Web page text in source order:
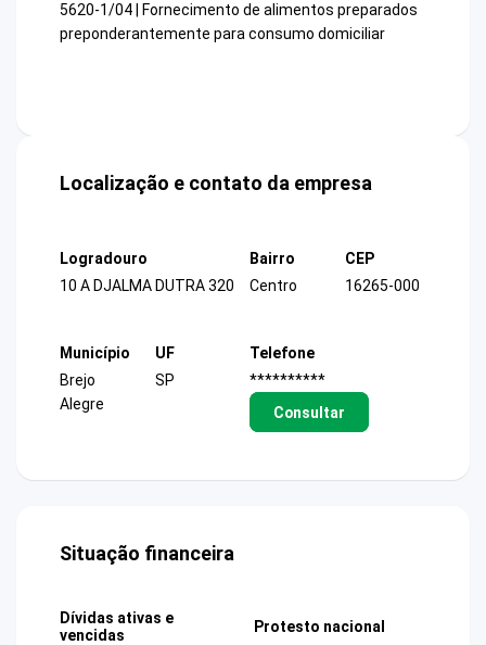
5620-1/04 | Fornecimento de alimentos preparados
preponderantemente para consumo domiciliar
Localização e contato da empresa
Logradouro
10 A DJALMA DUTRA 320
Bairro
Centro
CEP
16265-000
Município
Brejo
Alegre
UF
SP
Telefone
**********
Consultar
Situação financeira
Dívidas ativas e
vencidas
Protesto nacional